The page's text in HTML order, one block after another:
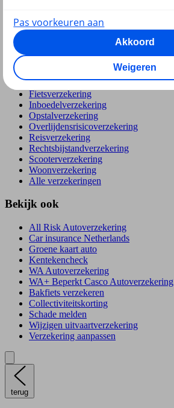
Verzekeringen
Annuleringsverzekering
Bromfietsverzekering
Fietsverzekering
Inboedelverzekering
Opstalverzekering
Overlijdensrisicoverzekering
Reisverzekering
Rechtsbijstandverzekering
Scooterverzekering
Woonverzekering
Alle verzekeringen
Bekijk ook
All Risk Autoverzekering
Car insurance Netherlands
Groene kaart auto
Kentekencheck
WA Autoverzekering
WA+ Beperkt Casco Autoverzekering
Bakfiets verzekeren
Collectiviteitskorting
Schade melden
Wijzigen uitvaartverzekering
Verzekering aanpassen
terug
Pas voorkeuren aan
Akkoord
Weigeren